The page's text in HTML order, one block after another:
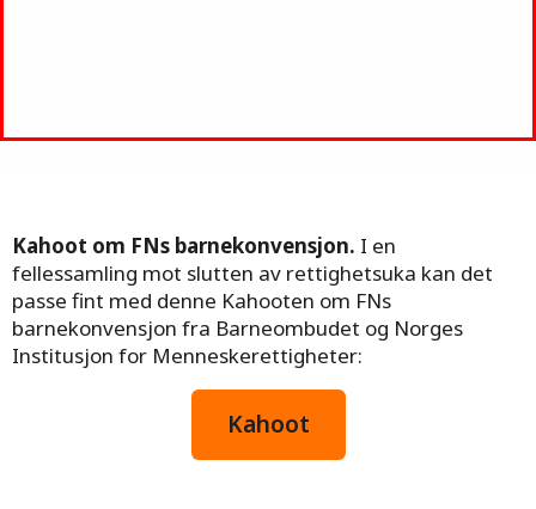
Kahoot om FNs barnekonvensjon. I en
fellessamling mot slutten av rettighetsuka kan det
passe fint med denne Kahooten om FNs
barnekonvensjon fra Barneombudet og Norges
Institusjon for Menneskerettigheter:
Kahoot